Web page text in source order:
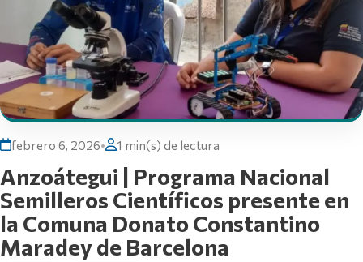
febrero 6, 2026• 1 min(s) de lectura
Anzoátegui | Programa Nacional
Semilleros Científicos presente en
la Comuna Donato Constantino
Maradey de Barcelona